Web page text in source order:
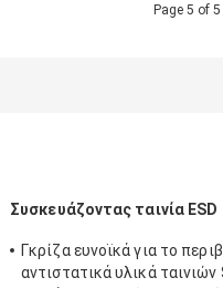
Page 5 of 5
Συσκευάζοντας ταινία ESD
Γκρίζα ευνοϊκά για το
αντιστατικά υλικά ταινιών